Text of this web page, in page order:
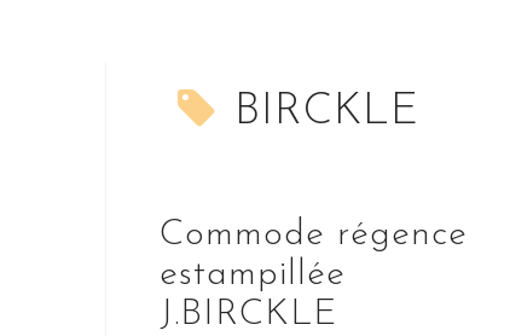
BIRCKLE
Commode régence
estampillée
J.BIRCKLE